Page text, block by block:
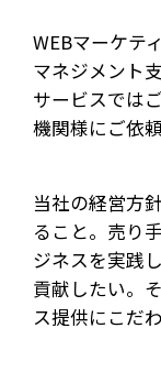
WEBマーケテ
マネジメント
サービスでは
機関様にご依
当社の経営方
ること。売り
ジネスを実践
貢献したい。
ス提供にこだ